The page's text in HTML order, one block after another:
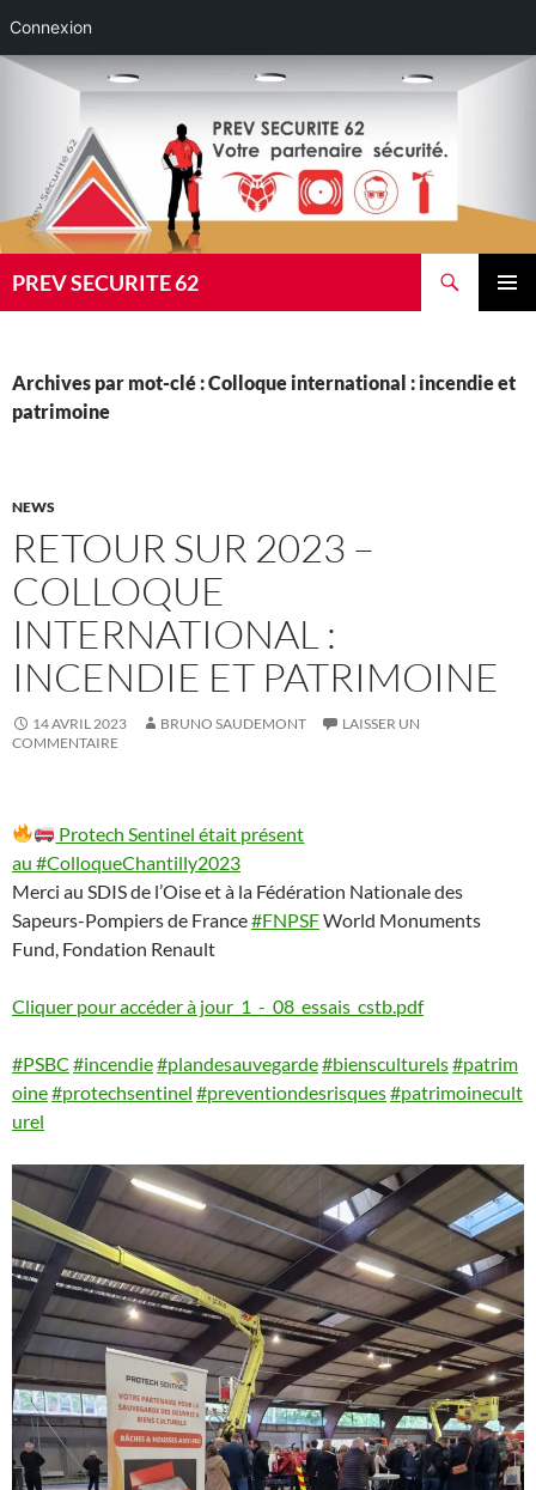
Connexion
Aller
PREV SECURITE 62
Archives par mot-clé : Colloque international : incendie et
patrimoine
NEWS
RETOUR SUR 2023 –
COLLOQUE
INTERNATIONAL :
INCENDIE ET PATRIMOINE
14 AVRIL 2023 BRUNO SAUDEMONT
LAISSER UN
COMMENTAIRE
Protech Sentinel était présent
au #ColloqueChantilly2023
Merci au SDIS de l’Oise et à la Fédération Nationale des
Sapeurs-Pompiers de France#FNPSFWorld Monuments
Fund, Fondation Renault
Cliquer pour accéder à jour_1_-_08_essais_cstb.pdf
#PSBC #incendie#plandesauvegarde#biensculturels#patrim
oine#protechsentinel #preventiondesrisques#patrimoinecult
urel